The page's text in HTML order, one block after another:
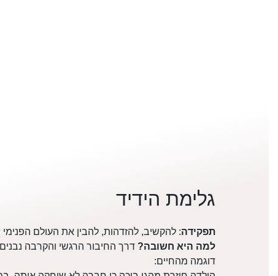
גלימת הידיד
תפקידה: להקשיב, להזדהות, להבין את העולם הפנימי
למה היא חשובה? דרך החיבור הרגשי והקרבה
דוגמה מהחיים: